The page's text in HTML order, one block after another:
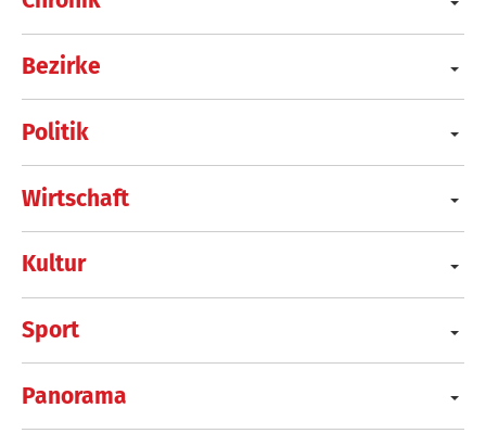
Bezirke
Politik
Wirtschaft
Kultur
Sport
Panorama